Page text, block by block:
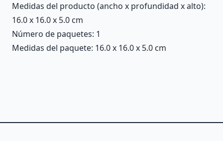
Medidas del producto (ancho x profundidad x alto):
16.0 x 16.0 x 5.0 cm
Número de paquetes: 1
Medidas del paquete: 16.0 x 16.0 x 5.0 cm